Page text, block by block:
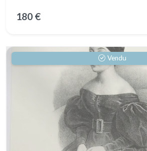
180 €
Vendu